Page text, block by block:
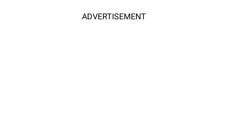
ADVERTISEMENT